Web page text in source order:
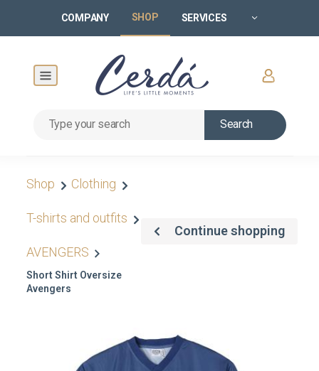
COMPANY SHOP SERVICES
Search
Shop Clothing
T-shirts and outfits
AVENGERS
Short Shirt Oversize
Avengers
Continue shopping